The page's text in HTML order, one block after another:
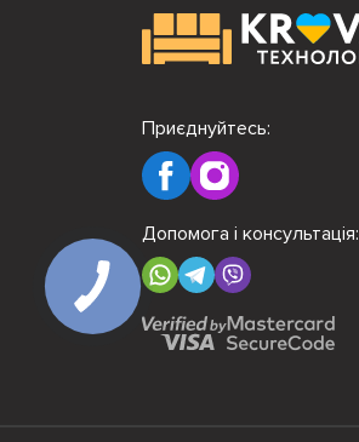
Приєднуйтесь:
Допомога і консультація: